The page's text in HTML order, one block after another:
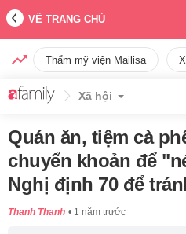
VỀ TRANG CHỦ
Thẩm mỹ viện Mailisa
Xã hội
Quán ăn, tiệm cà
chuyển khoản để
Nghị định 70 để
Thanh Thanh 1 năm trước